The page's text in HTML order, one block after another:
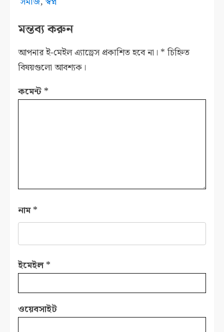
মন্তব্য করুন
আপনার ই-মেইল এ্যাড্রেস প্রকাশিত হবে না। * চিহ্নিত
বিষয়গুলো আবশ্যক।
কমেন্ট *
নাম*
ইমেইল*
ওয়েবসাইট